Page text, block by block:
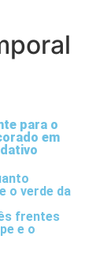
para o
em
o verde da
frentes
e o